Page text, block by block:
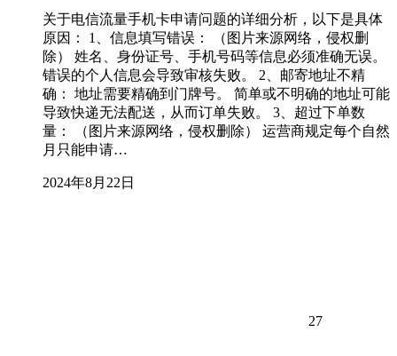
关于电信流量手机卡申请问题的详细分析，以下是具体
原因： 1、信息填写错误： （图片来源网络，侵权删
除） 姓名、身份证号、手机号码等信息必须准确无误。
错误的个人信息会导致审核失败。 2、邮寄地址不精
确： 地址需要精确到门牌号。 简单或不明确的地址可能
导致快递无法配送，从而订单失败。 3、超过下单数
量： （图片来源网络，侵权删除） 运营商规定每个自然
月只能申请…
2024年8月22日
27